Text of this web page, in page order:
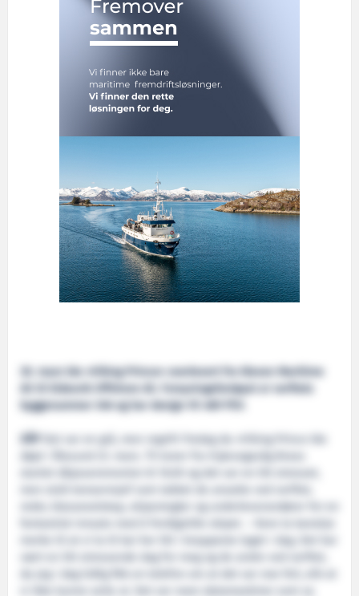
30. mars ble «Viking Prince» overlevert fra Kleven Maritime
AS til Eidesvik Offshore AS. Forsyningsfartøyet er verftets
byggenummer 346 og har design VS 489 PSV.
DÅP Det var en grå, men regnfri fredag da «Viking Prince ble
døpt i Ålesund 23. mars. Til toner fra Hjørungavåg Brass
startet dåpsseremonien kl 16.00 og det var en litt stresset,
reder, klasseselskap, skipsmegler og underleverandører for en
merke til at vi la til kai her litt i knappeste laget i dag. Det har
vært en litt stressende dag for meg og de andre ved verftet,
da jeg i dag tidlig fikk en telefon om at det var noe feil, slik at